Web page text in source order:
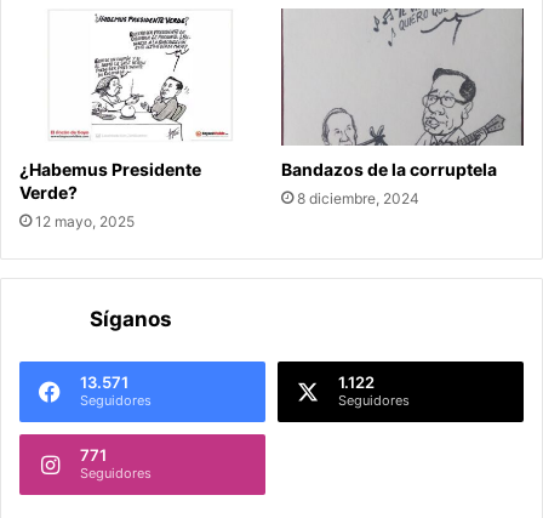
¿Habemus Presidente
Verde?
12 mayo, 2025
Bandazos de la corruptela
8 diciembre, 2024
Síganos
13.571
Seguidores
1.122
Seguidores
771
Seguidores